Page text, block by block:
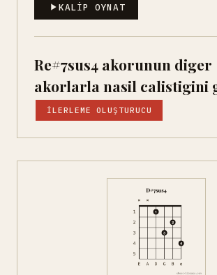
KALIP OYNAT
Re#7sus4 akorunun diger
akorlarla nasil calistigini
İLERLEME OLUŞTURUCU